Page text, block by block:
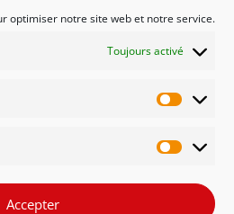
optimiser notre site web et notre service.
Toujours activé
Accepter